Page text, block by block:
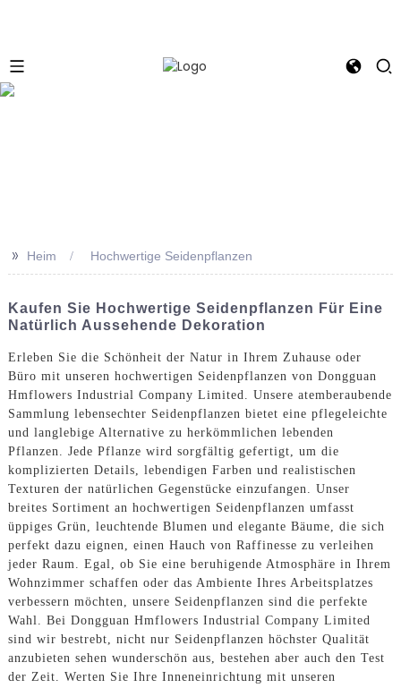
>> Heim Hochwertige Seidenpflanzen
Kaufen Sie Hochwertige Seidenpflanzen Für Eine
Natürlich Aussehende Dekoration
Erleben Sie die Schönheit der Natur in Ihrem Zuhause oder
Büro mit unseren hochwertigen Seidenpflanzen von Dongguan
Hmflowers Industrial Company Limited. Unsere atemberaubende
Sammlung lebensechter Seidenpflanzen bietet eine pflegeleichte
und langlebige Alternative zu herkömmlichen lebenden
Pflanzen. Jede Pflanze wird sorgfältig gefertigt, um die
komplizierten Details, lebendigen Farben und realistischen
Texturen der natürlichen Gegenstücke einzufangen. Unser
breites Sortiment an hochwertigen Seidenpflanzen umfasst
üppiges Grün, leuchtende Blumen und elegante Bäume, die sich
perfekt dazu eignen, einen Hauch von Raffinesse zu verleihen
jeder Raum. Egal, ob Sie eine beruhigende Atmosphäre in Ihrem
Wohnzimmer schaffen oder das Ambiente Ihres Arbeitsplatzes
verbessern möchten, unsere Seidenpflanzen sind die perfekte
Wahl. Bei Dongguan Hmflowers Industrial Company Limited
sind wir bestrebt, nicht nur Seidenpflanzen höchster Qualität
anzubieten sehen wunderschön aus, bestehen aber auch den Test
der Zeit. Werten Sie Ihre Inneneinrichtung mit unseren